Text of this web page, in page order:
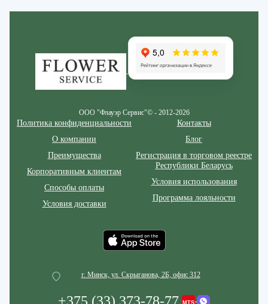
ООО "Флауэр Сервис"© - 2012-2026
Политика конфиденциальности
О компании
Преимущества
Корпоративным клиентам
Способы оплаты
Условия доставки
Контакты
Блог
Регистрация в торговом реестре
Республики Беларусь
Условия использования
Программа лояльности
г. Минск, ул. Скрыганова, 2Б, офис 312